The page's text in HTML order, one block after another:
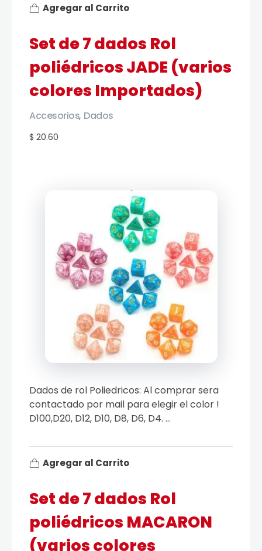
Set de 7 dados Rol
poliédricos JADE (varios
colores Importados)
$ 20.60
Accesorios, Dados
Agregar al Carrito
Set de 7 dados Rol
poliédricos MACARON
(varios colores
Dados de rol Poliedricos: Al comprar sera
contactado por mail para elegir el color !
D100,D20, D12, D10, D8, D6, D4. ...
Agregar al Carrito